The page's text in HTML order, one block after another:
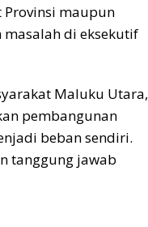
maupun
masalah di eksekutif
Maluku Utara,
pembangunan
beban sendiri.
tanggung jawab